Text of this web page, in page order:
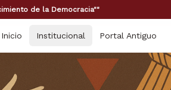
de la Democracia""
Inicio Institucional Portal Antiguo